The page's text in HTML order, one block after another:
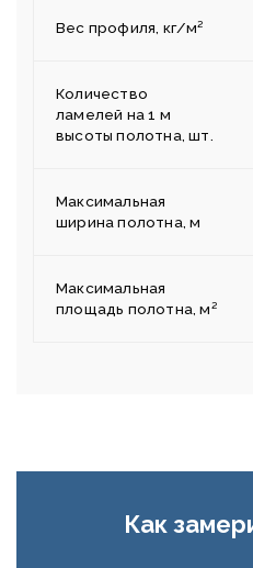
Вес профиля, кг/м²
Количество
ламелей на 1 м
высоты полотна, шт.
Максимальная
ширина полотна, м
Максимальная
площадь полотна, м²
Как